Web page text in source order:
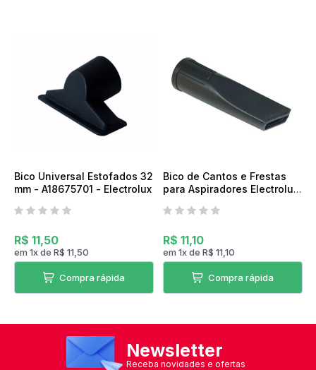
Bico Universal Estofados 32
mm - A18675701 - Electrolux
R$ 11,50
em 1xde R$ 11,50
Compra rápida
Bico de Cantos e Frestas
para Aspiradores Electrolux
R$ 11,10
em 1xde R$ 11,10
Compra rápida
Newsletter
Receba novidades e ofertas